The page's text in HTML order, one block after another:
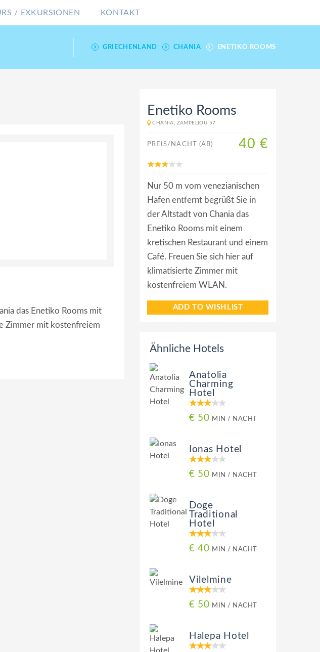
/ EXKURSIONEN KONTAKT
GRIECHENLAND CHANIA ENETIKO ROOMS
das Enetiko Rooms mit
Zimmer mit kostenfreiem
Enetiko Rooms
CHANIA, ZAMPELIOU 57
PREIS/NACHT (AB) 40 €
Nur 50 m vom venezianischen
Hafen entfernt begrüßt Sie in
der Altstadt von Chania das
Enetiko Rooms mit einem
kretischen Restaurant und einem
Café. Freuen Sie sich hier auf
klimatisierte Zimmer mit
kostenfreiem WLAN.
ADD TO WISHLIST
Ähnliche Hotels
Anatolia
Charming
Hotel
€ 50 MIN / NACHT
Ionas Hotel
€ 50 MIN / NACHT
Doge
Traditional
Hotel
€ 40 MIN / NACHT
Vilelmine
€ 50 MIN / NACHT
Halepa Hotel